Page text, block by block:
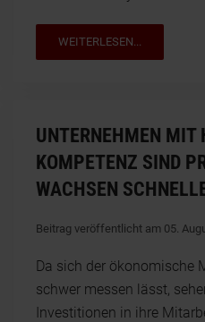
WEITERLESEN...
UNTERNEHMEN MIT
KOMPETENZ SIND
WACHSEN
Beitrag veröffentlicht am 05.
Da sich der ökonomische
schwer messen lässt,
Investitionen in ihre